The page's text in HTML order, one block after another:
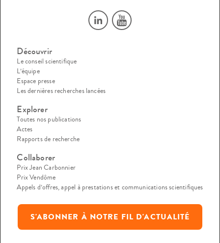
Découvrir
Le conseil scientifique
L’équipe
Espace presse
Les dernières recherches lancées
Explorer
Toutes nos publications
Actes
Rapports de recherche
Collaborer
Prix Jean Carbonnier
Prix Vendôme
Appels d’offres, appel à prestations et communications scientifiques
S'ABONNER À NOTRE FIL D'ACTUALITÉ